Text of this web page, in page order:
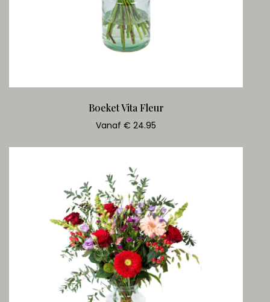
Boeket Vita Fleur
Vanaf € 24.95